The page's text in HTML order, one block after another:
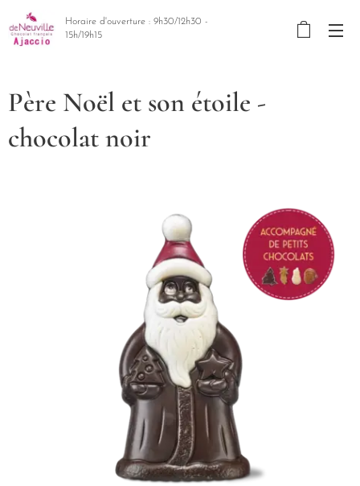
Horaire d'ouverture : 9h30/12h30 -
15h/19h15
Père Noël et son étoile -
chocolat noir